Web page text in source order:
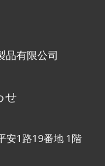
品有限公司
せ
安1路19番地 1階